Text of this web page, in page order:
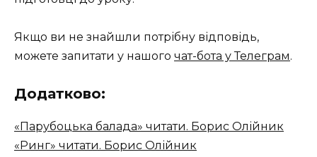
Якщо ви не знайшли потрібну відповідь,
можете запитати у нашого чат-бота у Телеграм.
Додатково:
«Парубоцька балада» читати. Борис Олійник
«Ринг» читати. Борис Олійник